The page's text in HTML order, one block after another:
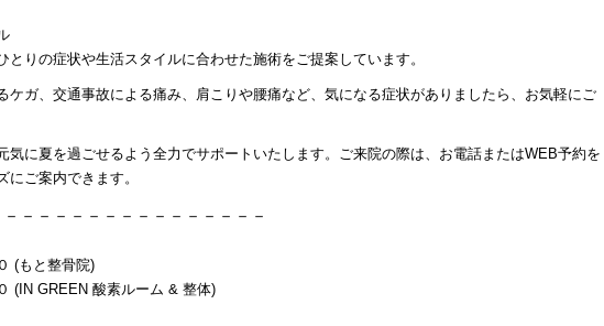
とりの症状や生活スタイルに合わせた施術をご提案しています。
ケガ、交通事故による痛み、肩こりや腰痛など、気になる症状がありましたら、お気軽にご
気に夏を過ごせるよう全力でサポートいたします。ご来院の際は、お電話またはWEB予約を
にご案内できます。
－－－－－－－－－－－－－－－
(もと整骨院)
(IN GREEN 酸素ルーム & 整体)